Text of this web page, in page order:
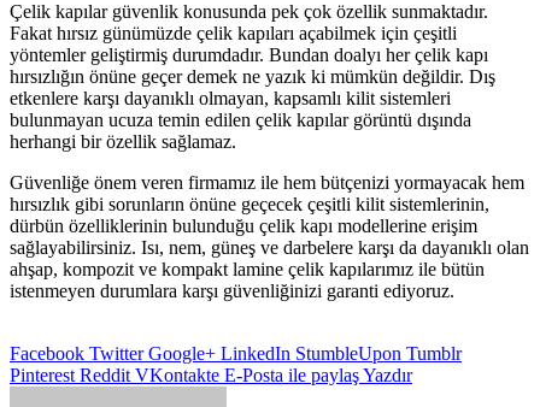
Çelik kapılar güvenlik konusunda pek çok özellik sunmaktadır.
Fakat hırsız günümüzde çelik kapıları açabilmek için çeşitli
yöntemler geliştirmiş durumdadır. Bundan doalyı her çelik kapı
hırsızlığın önüne geçer demek ne yazık ki mümkün değildir. Dış
etkenlere karşı dayanıklı olmayan, kapsamlı kilit sistemleri
bulunmayan ucuza temin edilen çelik kapılar görüntü dışında
herhangi bir özellik sağlamaz.
Güvenliğe önem veren firmamız ile hem bütçenizi yormayacak hem
hırsızlık gibi sorunların önüne geçecek çeşitli kilit sistemlerinin,
dürbün özelliklerinin bulunduğu çelik kapı modellerine erişim
sağlayabilirsiniz. Isı, nem, güneş ve darbelere karşı da dayanıklı olan
ahşap, kompozit ve kompakt lamine çelik kapılarımız ile bütün
istenmeyen durumlara karşı güvenliğinizi garanti ediyoruz.
Facebook Twitter Google+ LinkedIn StumbleUpon Tumblr
Pinterest Reddit VKontakte E-Posta ile paylaşYazdır